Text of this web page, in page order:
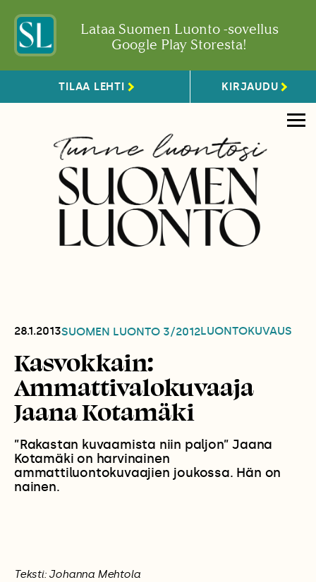
Lataa Suomen Luonto -sovellus
Google Play Storesta!
TILAA LEHTI KIRJAUDU
28.1.2013SUOMEN LUONTO 3/2012LUONTOKUVAUS
Kasvokkain:
Ammattivalokuvaaja
Jaana Kotamäki
”Rakastan kuvaamista niin paljon” Jaana
Kotamäki on harvinainen
ammattiluontokuvaajien joukossa. Hän on
nainen.
Teksti: Johanna Mehtola